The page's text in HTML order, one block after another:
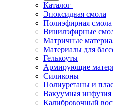
Каталог
Эпоксидная смола
Полиэфирная смола
Винилэфирные
Матричные
Материалы для
Гелькоуты
Армирующие
Силиконы
Полиуретаны и
Вакуумная инфузия
Калибровочный